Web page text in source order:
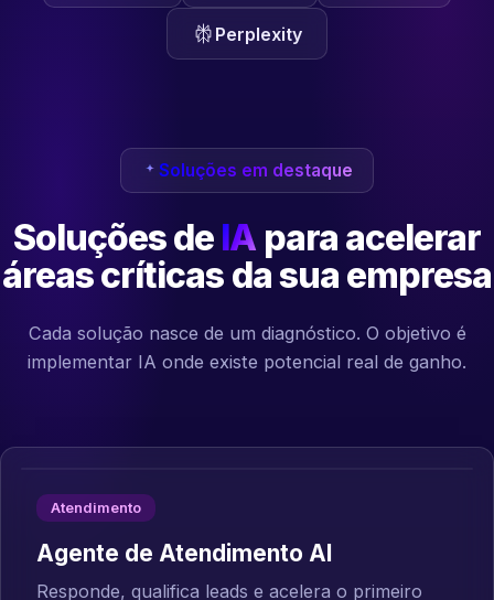
Perplexity
Soluções em destaque
Soluções de IA para acelerar
áreas críticas da sua empresa
Cada solução nasce de um diagnóstico. O objetivo é
implementar IA onde existe potencial real de ganho.
Atendimento
Agente de Atendimento AI
Responde, qualifica leads e acelera o primeiro